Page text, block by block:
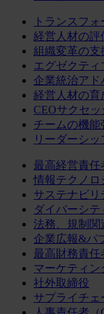
トランスフ
経営人材の評
組織変革の支
エグゼクティ
企業統治アド
経営人材の育
CEOサクセッ
チームの機能
リーダーシッ
最高経営責任
情報テクノロ
サステナビリ
ダイバーシ
法務、規制関
企業広報&パ
最高財務責任
マーケティン
社外取締役
サプライチェ